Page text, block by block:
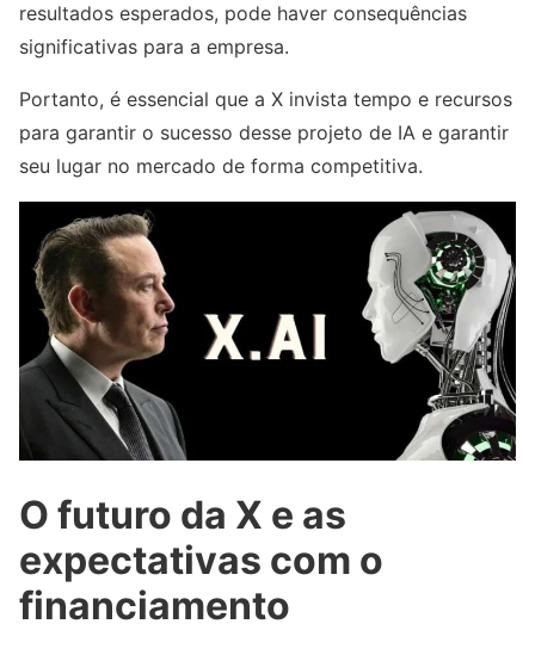
resultados esperados, pode haver consequências
significativas para a empresa.
Portanto, é essencial que a X invista tempo e recursos
para garantir o sucesso desse projeto de IA e garantir
seu lugar no mercado de forma competitiva.
O futuro da X e as
expectativas com o
financiamento